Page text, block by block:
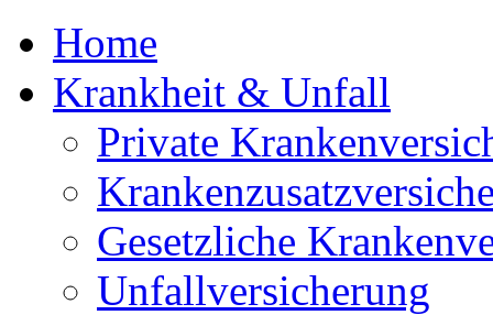
Home
Krankheit & Unfall
Private
Gesetzliche
Unfallversicherung